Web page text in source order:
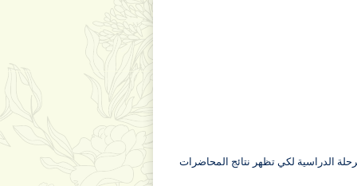
الدراسية لكي تظهر نتائج المحاضرات